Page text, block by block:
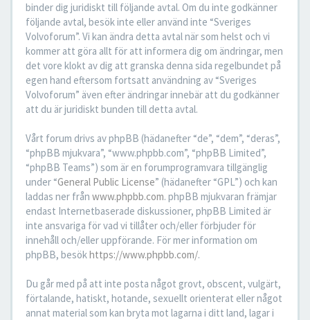
binder dig juridiskt till följande avtal. Om du inte godkänner
följande avtal, besök inte eller använd inte “Sveriges
Volvoforum”. Vi kan ändra detta avtal när som helst och vi
kommer att göra allt för att informera dig om ändringar, men
det vore klokt av dig att granska denna sida regelbundet på
egen hand eftersom fortsatt användning av “Sveriges
Volvoforum” även efter ändringar innebär att du godkänner
att du är juridiskt bunden till detta avtal.
Vårt forum drivs av phpBB (hädanefter “de”, “dem”, “deras”,
“phpBB mjukvara”, “www.phpbb.com”, “phpBB Limited”,
“phpBB Teams”) som är en forumprogramvara tillgänglig
under “General Public License” (hädanefter “GPL”) och kan
laddas ner från www.phpbb.com. phpBB mjukvaran främjar
endast Internetbaserade diskussioner, phpBB Limited är
inte ansvariga för vad vi tillåter och/eller förbjuder för
innehåll och/eller uppförande. För mer information om
phpBB, besökhttps://www.phpbb.com/.
Du går med på att inte posta något grovt, obscent, vulgärt,
förtalande, hatiskt, hotande, sexuellt orienterat eller något
annat material som kan bryta mot lagarna i ditt land, lagar i